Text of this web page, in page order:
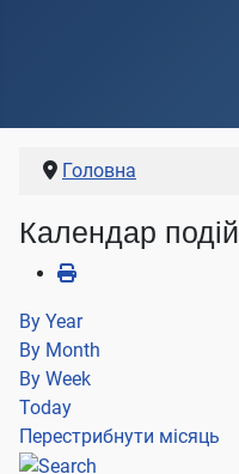
Головна
Календар подій
By Year
By Month
By Week
Today
Перестрибнути місяць